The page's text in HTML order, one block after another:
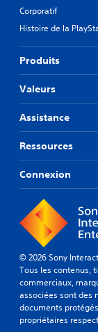
Corporatif
Histoire de la
Produits
Valeurs
Assistance
Ressources
Connexion
© 2026 Sony
Tous les contenus,
commerciaux,
associées sont des
documents
propriétaires